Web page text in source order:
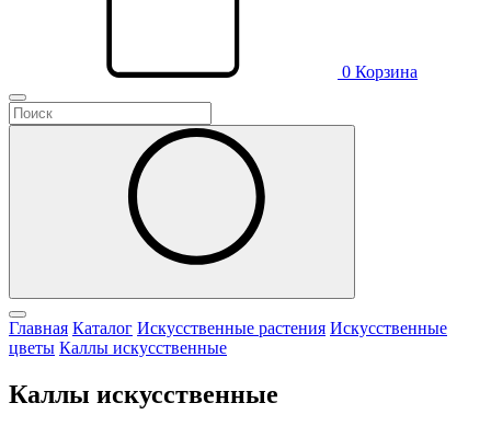
0 Корзина
Главная Каталог Искусственные растения Искусственные
цветы Каллы искусственные
Каллы искусственные